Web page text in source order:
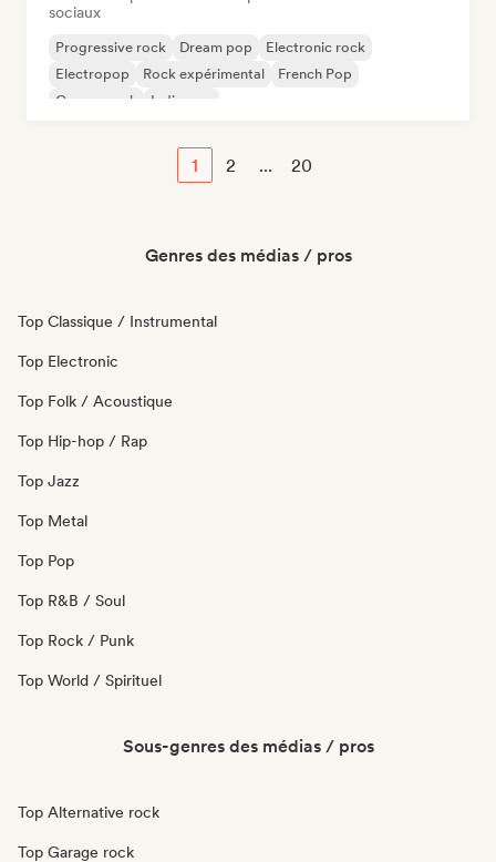
sociaux
Progressive rock Dream pop
Electronic rock
Electropop
Rock expérimental
French Pop
Garage rock
Indie pop
1 2 ... 20
Genres des médias / pros
Top Classique / Instrumental
Top Electronic
Top Folk / Acoustique
Top Hip-hop / Rap
Top Jazz
Top Metal
Top Pop
Top R&B / Soul
Top Rock / Punk
Top World / Spirituel
Sous-genres des médias / pros
Top Alternative rock
Top Garage rock